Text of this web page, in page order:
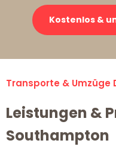
Kostenlos &
Transporte &
Leistungen &
Southampton